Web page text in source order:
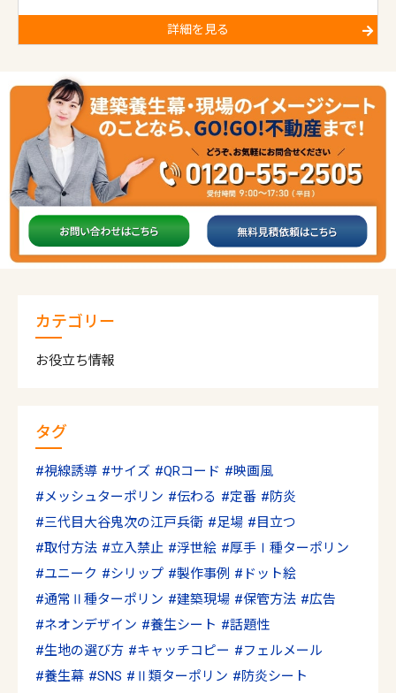
詳細を見る
カテゴリー
お役立ち情報
タグ
視線誘導 サイズ QRコード
映画風
メッシュターポリン
伝わる 定番
防炎
三代目大谷鬼次の江戸兵衛
足場
目立つ
取付方法
立入禁止 浮世絵
厚手Ⅰ種ターポリン
ユニーク
シリップ 製作事例
ドット絵
通常Ⅱ種ターポリン
建築現場 保管方法
広告
ネオンデザイン
養生シート
話題性
生地の選び方
キャッチコピー
フェルメール
養生幕
SNS Ⅱ類ターポリン
防炎シート